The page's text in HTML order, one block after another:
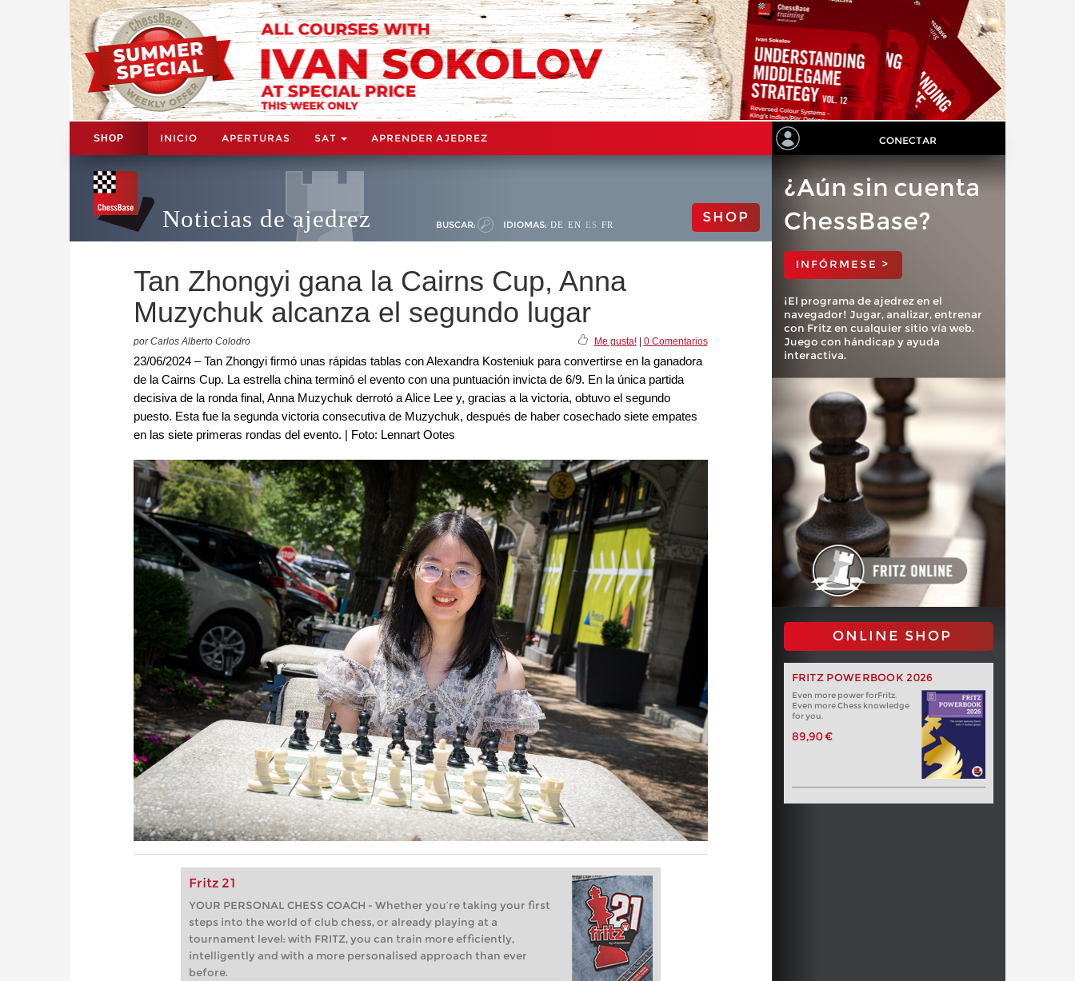
SHOP INICIO APERTURAS SAT APRENDER AJEDREZ CONECTAR
Noticias de ajedrez BUSCAR: IDIOMAS: DE EN ES FR SHOP
Tan Zhongyi gana la Cairns Cup, Anna
Muzychuk alcanza el segundo lugar
por Carlos Alberto Colodro Me gusta!| 0 Comentarios
23/06/2024 – Tan Zhongyi firmó unas rápidas tablas con Alexandra Kosteniuk para convertirse en la ganadora
de la Cairns Cup. La estrella china terminó el evento con una puntuación invicta de 6/9. En la única partida
decisiva de la ronda final, Anna Muzychuk derrotó a Alice Lee y, gracias a la victoria, obtuvo el segundo
puesto. Esta fue la segunda victoria consecutiva de Muzychuk, después de haber cosechado siete empates
en las siete primeras rondas del evento. | Foto: Lennart Ootes
Fritz 21
YOUR PERSONAL CHESS COACH - Whether you’re taking your first
steps into the world of club chess, or already playing at a
tournament level: with FRITZ, you can train more efficiently,
intelligently and with a more personalised approach than ever
before.
¿Aún sin cuenta
ChessBase?
INFÓRMESE >
¡El programa de ajedrez en el
navegador! Jugar, analizar, entrenar
con Fritz en cualquier sitio vía web.
Juego con hándicap y ayuda
interactiva.
ONLINE SHOP
FRITZ POWERBOOK 2026
Even more power forFritz.
Even more Chess knowledge
for you.
89,90 €